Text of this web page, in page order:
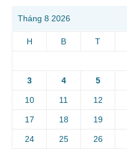
Tháng 8 2026
H B T
3 4 5
10 11 12
17 18 19
24 25 26